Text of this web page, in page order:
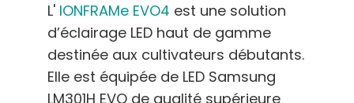
L' IONFRAMe EVO4 est une solution
d’éclairage LED haut de gamme
destinée aux cultivateurs débutants.
Elle est équipée de LED Samsung
LM301H EVO de qualité supérieure